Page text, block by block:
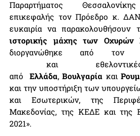
Παραρτήματος
επικεφαλής τον Πρόεδρο κ.
ευκαιρία να παρακολουθήσουν
ιστορικής μάχης των Οχυρών
διοργανώθηκε από τον
και
από Ελλάδα,Βουλγαρία και
και την υποστήριξη των
και Εσωτερικών, της
Μακεδονίας, της ΚΕΔΕ και της
2021».